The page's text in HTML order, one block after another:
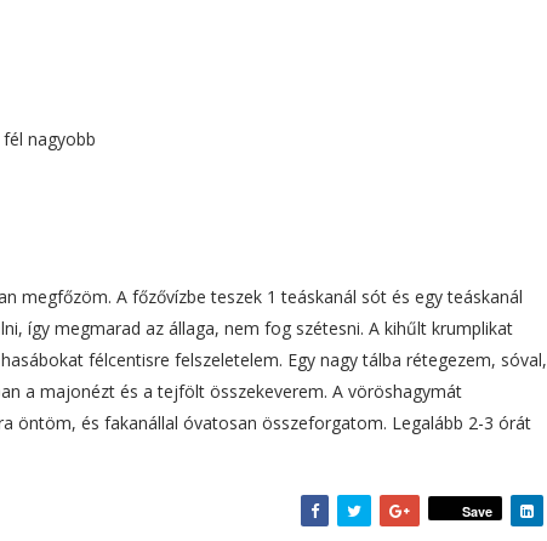
nagyobb
megfőzöm. A főzővízbe teszek 1 teáskanál sót és egy teáskanál
így megmarad az állaga, nem fog szétesni. A kihűlt krumplikat
félcentisre felszeletelem. Egy nagy tálba rétegezem, sóval,
a majonézt és a tejfölt összekeverem. A vöröshagymát
öntöm, és fakanállal óvatosan összeforgatom. Legalább 2-3 órát
Save